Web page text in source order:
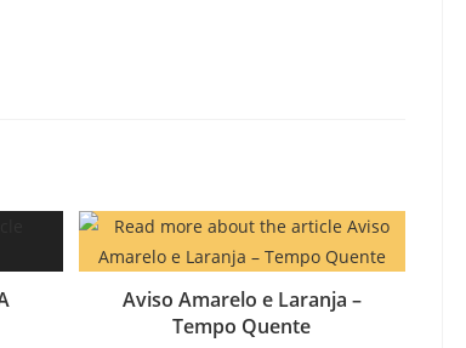
Aviso Amarelo e Laranja –
Tempo Quente